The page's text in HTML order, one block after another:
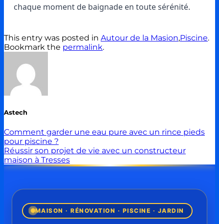
chaque moment de baignade en toute sérénité.
This entry was posted in Autour de la Masion,Piscine.
Bookmark the permalink.
Astech
Comment garder une eau pure avec un rince pieds
pour piscine ?
Réussir son projet de vie avec un constructeur
maison à Tresses
MAISON · RÉNOVATION · PISCINE · JARDIN